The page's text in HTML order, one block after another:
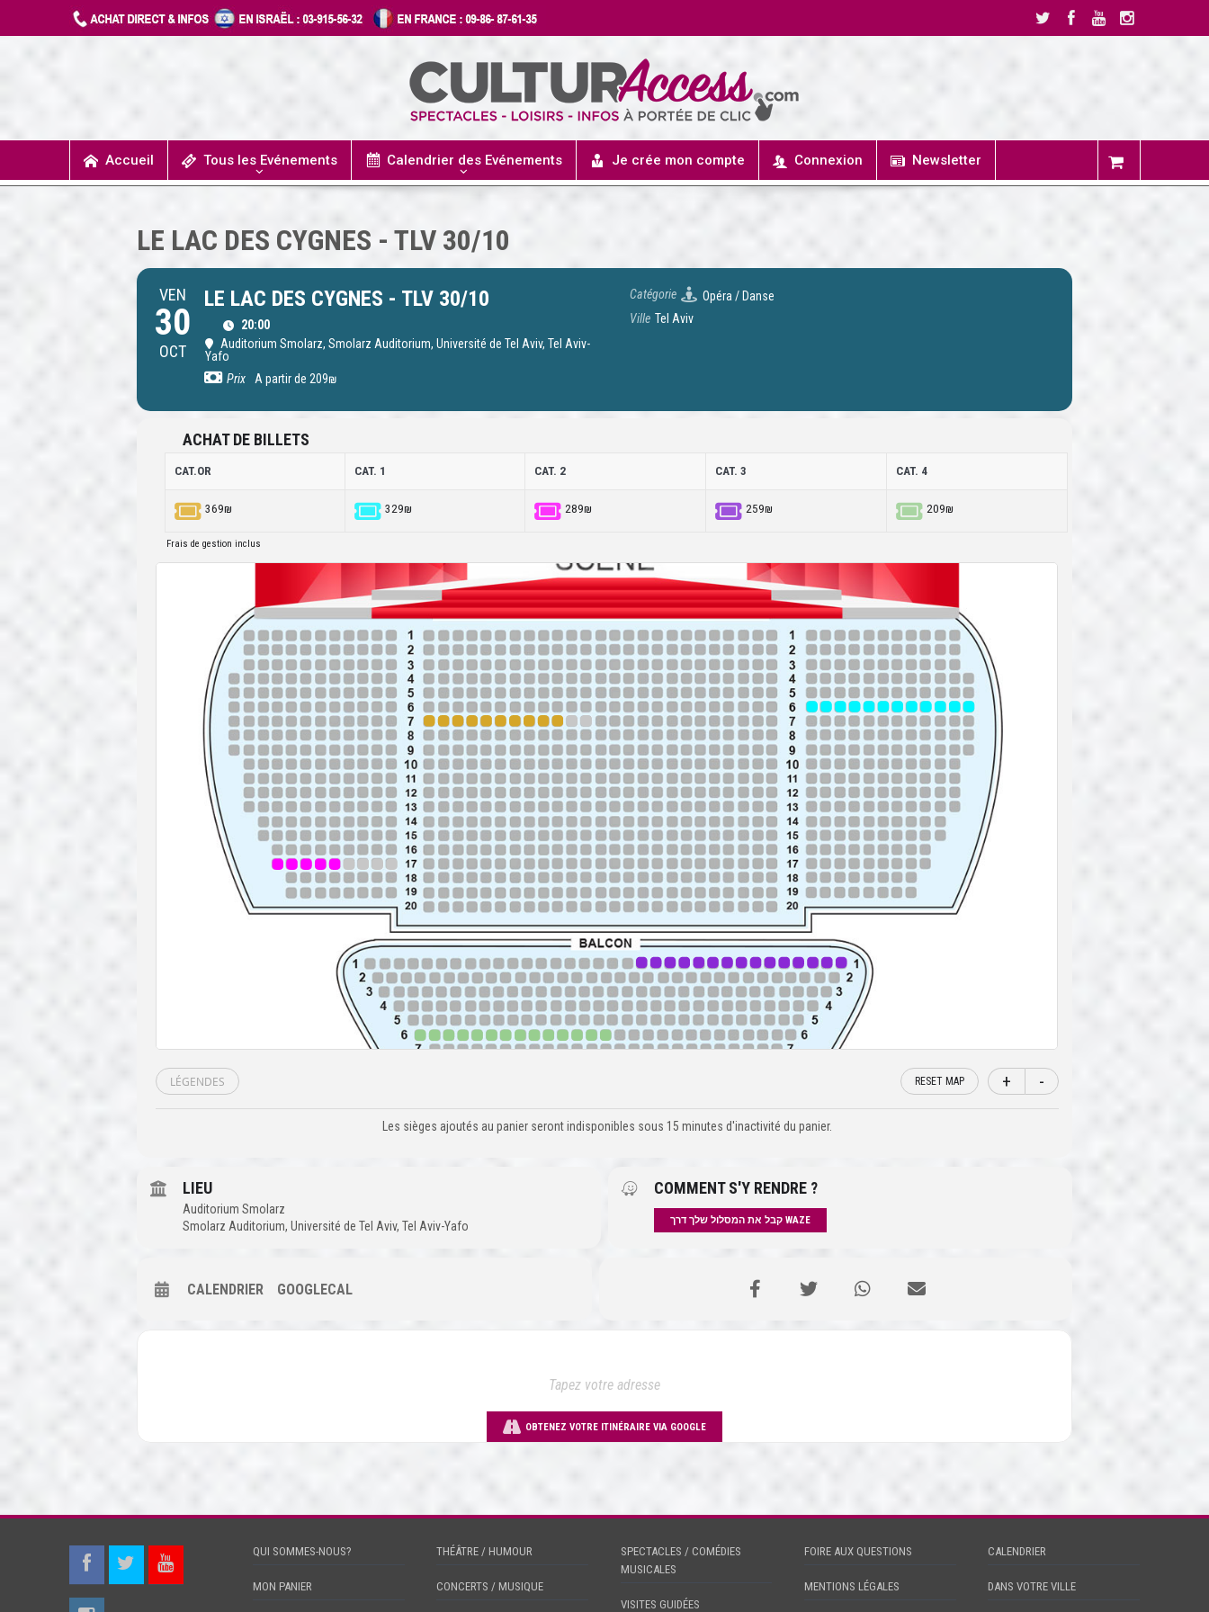
Accueil Tous les Evénements Calendrier des Evénements Je crée mon compte Connexion Newsletter
LE LAC DES CYGNES - TLV 30/10
VEN
30
OCT
LE LAC DES CYGNES - TLV 30/10
20:00
Auditorium Smolarz, Smolarz Auditorium, Université de Tel Aviv, Tel Aviv-
Yafo
Prix
A partir de 209₪
Catégorie
Opéra / Danse
Ville Tel Aviv
ACHAT DE BILLETS
CAT.OR CAT. 1 CAT. 2 CAT. 3 CAT. 4
369₪ 329₪ 289₪ 259₪ 209₪
Frais de gestion inclus
LÉGENDES RESET MAP + -
Les sièges ajoutés au panier seront indisponibles sous 15 minutes d'inactivité du panier.
LIEU
Auditorium Smolarz
Smolarz Auditorium, Université de Tel Aviv, Tel Aviv-Yafo
COMMENT S'Y RENDRE ?
קבל את המסלול שלך דרך WAZE
CALENDRIER GOOGLECAL
OBTENEZ VOTRE ITINÉRAIRE VIA GOOGLE
QUI SOMMES-NOUS?
MON PANIER
THÉÂTRE / HUMOUR
CONCERTS / MUSIQUE
SPECTACLES / COMÉDIES
MUSICALES
VISITES GUIDÉES
FOIRE AUX QUESTIONS
MENTIONS LÉGALES
CALENDRIER
DANS VOTRE VILLE